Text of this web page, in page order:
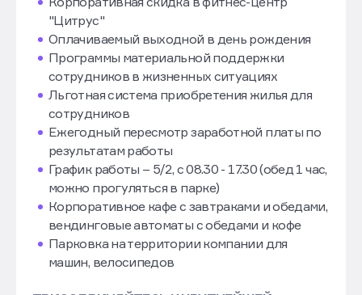
ДМС
Корпоративная скидка в фитнес-центр
"Цитрус"
Оплачиваемый выходной в день рождения
Программы материальной поддержки
сотрудников в жизненных ситуациях
Льготная система приобретения жилья для
сотрудников
Ежегодный пересмотр заработной платы по
результатам работы
График работы – 5/2, с 08.30 - 17.30 (обед 1 час,
можно прогуляться в парке)
Корпоративное кафе с завтраками и обедами,
вендинговые автоматы с обедами и кофе
Парковка на территории компании для
машин, велосипедов